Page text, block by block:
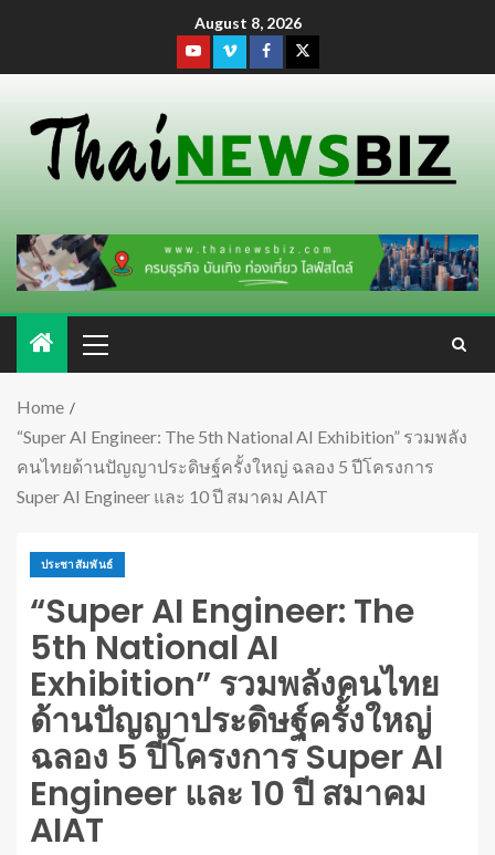
August 8, 2026
Home
“Super AI Engineer: The 5th National AI Exhibition” รวมพลัง
คนไทยด้านปัญญาประดิษฐ์ครั้งใหญ่ ฉลอง 5 ปีโครงการ
Super AI Engineer และ 10 ปี สมาคม AIAT
ประชาสัมพันธ์
“Super AI Engineer: The
5th National AI
Exhibition” รวมพลังคนไทย
ด้านปัญญาประดิษฐ์ครั้งใหญ่
ฉลอง 5 ปีโครงการ Super AI
Engineer และ 10 ปี สมาคม
AIAT